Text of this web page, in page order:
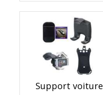
Support voiture